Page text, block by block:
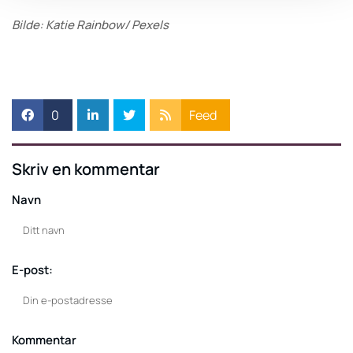
Bilde: Katie Rainbow/ Pexels
0 Feed
Skriv en kommentar
Navn
E-post:
Kommentar